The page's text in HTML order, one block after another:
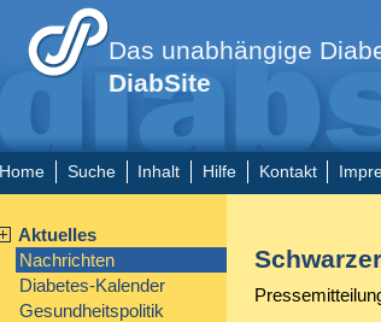
Das unabhängige
DiabSite
Home Suche Inhalt Hilfe Kontakt
Aktuelles
Nachrichten
Diabetes-Kalender
Gesundheitspolitik